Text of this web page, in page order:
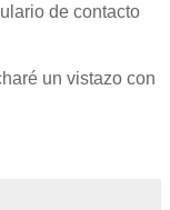
de contacto
un vistazo con